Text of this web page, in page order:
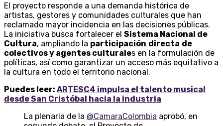
El proyecto responde a una demanda histórica de
artistas, gestores y comunidades culturales que han
reclamado mayor incidencia en las decisiones públicas.
La iniciativa busca fortalecer el Sistema Nacional de
Cultura, ampliando la participación directa de
colectivos y agentes culturales en la formulación de
políticas, así como garantizar un acceso más equitativo a
la cultura en todo el territorio nacional.
Puedes leer: ARTESC4 impulsa el talento musical
desde San Cristóbal hacia la industria
La plenaria de la @CamaraColombia aprobó, en